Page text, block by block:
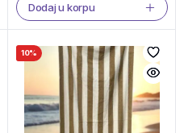
Dodaj u korpu
10%